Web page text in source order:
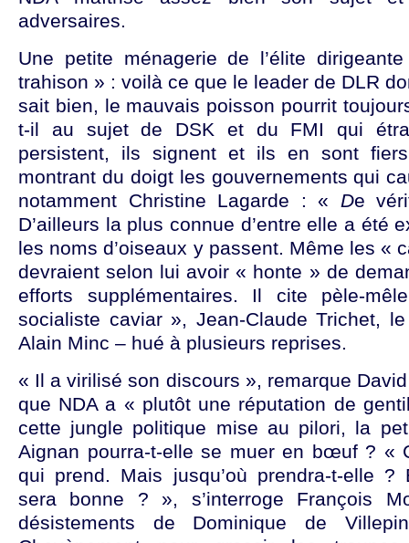
adversaires.
Une petite ménagerie de l’élite
trahison » : voilà ce que le leader de DLR
sait bien, le mauvais poisson pourrit
t-il au sujet de DSK et du FMI qui
persistent, ils signent et ils en sont
montrant du doigt les gouvernements qui
notamment Christine Lagarde : « De
D’ailleurs la plus connue d’entre elle a été
les noms d’oiseaux y passent. Même les «
devraient selon lui avoir « honte » de
efforts supplémentaires. Il cite pèle-
socialiste caviar », Jean-Claude Trichet,
Alain Minc – hué à plusieurs reprises.
« Il a virilisé son discours », remarque
que NDA a « plutôt une réputation de
cette jungle politique mise au pilori, la
Aignan pourra-t-elle se muer en bœuf ? «
qui prend. Mais jusqu’où prendra-t-elle
sera bonne ? », s’interroge François
désistements de Dominique de